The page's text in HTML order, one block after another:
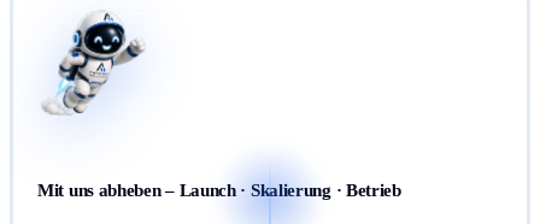
Mit uns abheben – Launch · Skalierung · Betrieb